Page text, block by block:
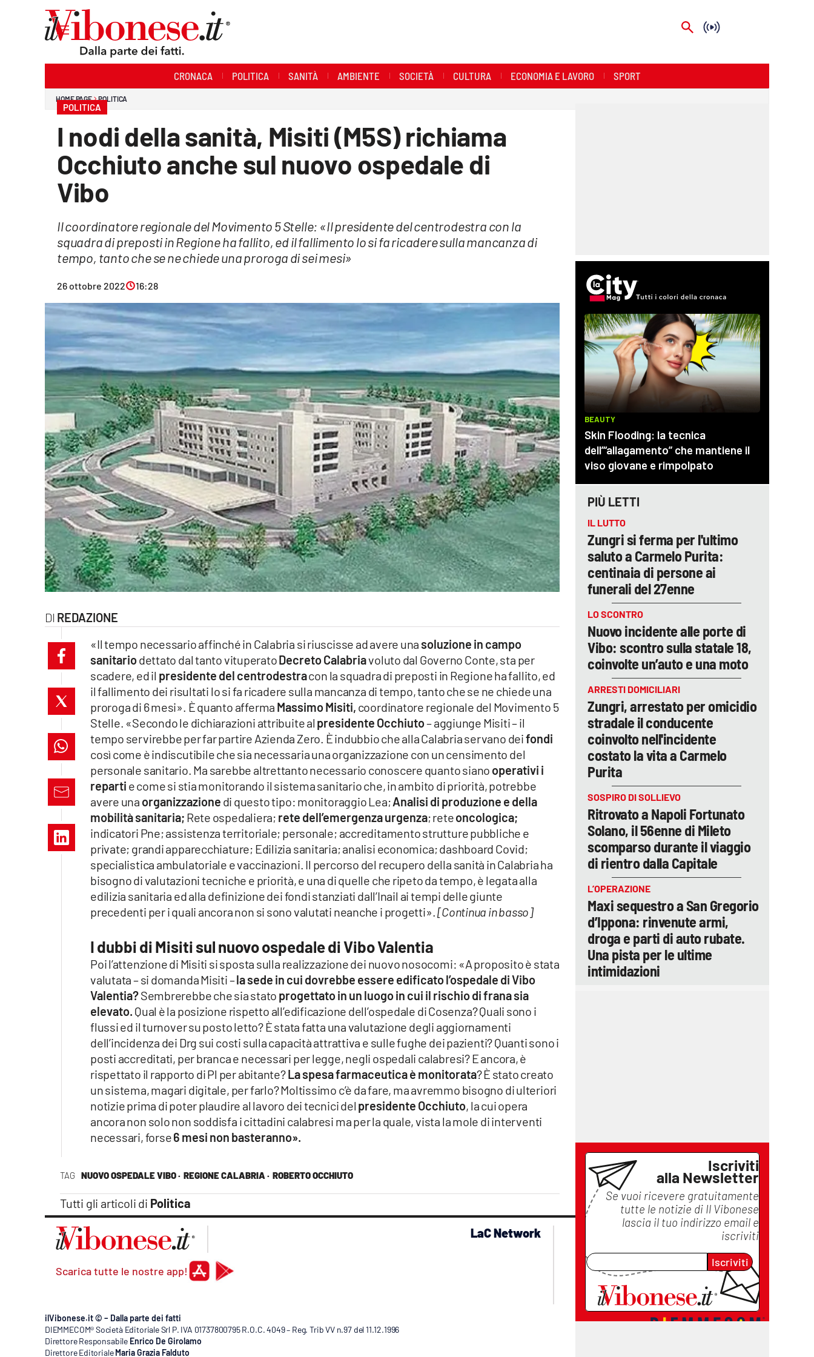
Economia e Lavoro
Streaming
Lac Network
lacitymag.it
cosenzachannel.it
catanzarochannel.it
lacapitalenews.it
Vai
CRONACA POLITICA SANITÀ AMBIENTE SOCIETÀ CULTURA ECONOMIA E LAVORO SPORT
HOME PAGE POLITICA
POLITICA
I nodi della sanità, Misiti (M5S) richiama
Occhiuto anche sul nuovo ospedale di
Vibo
Il coordinatore regionale del Movimento 5 Stelle: «Il presidente del centrodestra con la
squadra di preposti in Regione ha fallito, ed il fallimento lo si fa ricadere sulla mancanza di
tempo, tanto che se ne chiede una proroga di sei mesi»
26 ottobre 2022 16:28
REDAZIONE
TAG NUOVO OSPEDALE VIBO · REGIONE CALABRIA · ROBERTO OCCHIUTO
Tutti gli articoli di Politica
«Il tempo necessario affinché in Calabria si riuscisse ad avere una soluzione in campo
sanitariodettato dal tanto vituperatoDecreto Calabriavoluto dal Governo Conte, sta per
scadere, ed il presidente del centrodestracon la squadra di preposti in Regione ha fallito, ed
il fallimento dei risultati lo si fa ricadere sulla mancanza di tempo, tanto che se ne chiede una
proroga di 6 mesi». È quanto afferma Massimo Misiti, coordinatore regionale del Movimento 5
Stelle. «Secondo le dichiarazioni attribuite al presidente Occhiuto– aggiunge Misiti – il
tempo servirebbe per far partire Azienda Zero. È indubbio che alla Calabria servano deifondi
così come è indiscutibile che sia necessaria una organizzazione con un censimento del
personale sanitario. Ma sarebbe altrettanto necessario conoscere quanto siano operativi i
reparti e come si stia monitorando il sistema sanitario che, in ambito di priorità, potrebbe
avere una organizzazione di questo tipo: monitoraggio Lea;Analisi di produzione e della
mobilità sanitaria; Rete ospedaliera; rete dell’emergenza urgenza; reteoncologica;
indicatori Pne; assistenza territoriale; personale; accreditamento strutture pubbliche e
private; grandi apparecchiature; Edilizia sanitaria; analisi economica; dashboard Covid;
specialistica ambulatoriale e vaccinazioni. Il percorso del recupero della sanità in Calabria ha
bisogno di valutazioni tecniche e priorità, e una di quelle che ripeto da tempo, è legata alla
edilizia sanitaria ed alla definizione dei fondi stanziati dall’Inail ai tempi delle giunte
precedenti per i quali ancora non si sono valutati neanche i progetti».[Continua in basso]
I dubbi di Misiti sul nuovo ospedale di Vibo Valentia
Poi l’attenzione di Misiti si sposta sulla realizzazione dei nuovo nosocomi: «A proposito è stata
valutata – si domanda Misiti –la sede in cui dovrebbe essere edificato l’ospedale di Vibo
Valentia?Sembrerebbe che sia stato progettato in un luogo in cui il rischio di frana sia
elevato. Qual è la posizione rispetto all’edificazione dell’ospedale di Cosenza? Quali sono i
flussi ed il turnover su posto letto? È stata fatta una valutazione degli aggiornamenti
dell’incidenza dei Drg sui costi sulla capacità attrattiva e sulle fughe dei pazienti? Quanti sono i
posti accreditati, per branca e necessari per legge, negli ospedali calabresi? E ancora, è
rispettato il rapporto di Pl per abitante?La spesa farmaceutica è monitorata? È stato creato
un sistema, magari digitale, per farlo? Moltissimo c’è da fare, ma avremmo bisogno di ulteriori
notizie prima di poter plaudire al lavoro dei tecnici del presidente Occhiuto, la cui opera
ancora non solo non soddisfa i cittadini calabresi ma per la quale, vista la mole di interventi
necessari, forse6 mesi non basteranno».
PIÙ LETTI
IL LUTTO
Zungri si ferma per l'ultimo
saluto a Carmelo Purita:
centinaia di persone ai
funerali del 27enne
LO SCONTRO
Nuovo incidente alle porte di
Vibo: scontro sulla statale 18,
coinvolte un’auto e una moto
ARRESTI DOMICILIARI
Zungri, arrestato per omicidio
stradale il conducente
coinvolto nell'incidente
costato la vita a Carmelo
Purita
SOSPIRO DI SOLLIEVO
Ritrovato a Napoli Fortunato
Solano, il 56enne di Mileto
scomparso durante il viaggio
di rientro dalla Capitale
L’OPERAZIONE
Maxi sequestro a San Gregorio
d’Ippona: rinvenute armi,
droga e parti di auto rubate.
Una pista per le ultime
intimidazioni
Iscriviti
alla Newsletter
Se vuoi ricevere gratuitamente
tutte le notizie di Il Vibonese
lascia il tuo indirizzo email e
iscriviti
Iscriviti
Scarica tutte le nostre app!
LaC Network
laconair.it
ilreggino.it
cosenzachannel.it
catanzarochannel.it
ilVibonese.it © – Dalla parte dei fatti
DIEMMECOM® Società Editoriale Srl P. IVA 01737800795 R.O.C. 4049 – Reg. Trib VV n.97 del 11.12.1996
Direttore Responsabile Enrico De Girolamo
Direttore Editoriale Maria Grazia Falduto